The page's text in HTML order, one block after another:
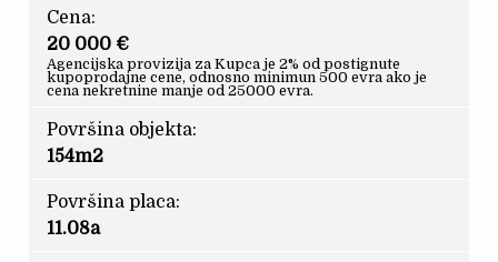
Cena:
20 000 €
Agencijska provizija za Kupca je 2% od postignute
kupoprodajne cene, odnosno minimun 500 evra ako je
cena nekretnine manje od 25000 evra.
Površina objekta:
154m2
Površina placa:
11.08a